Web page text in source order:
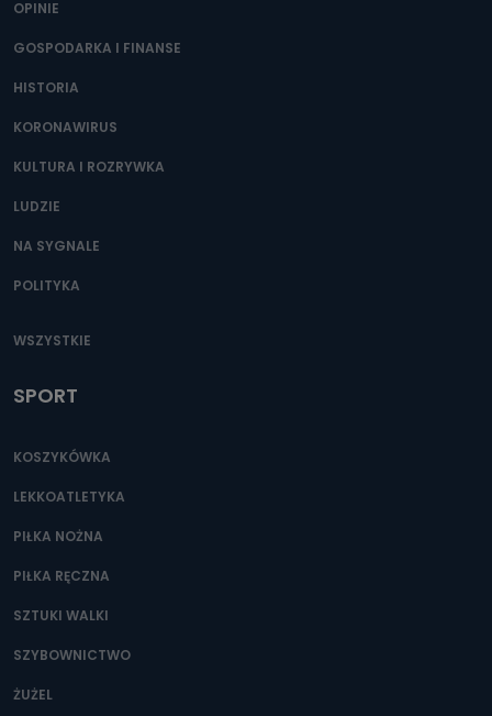
Przetwarzane kategorie Państwa danych osobowych to
zostały przekazane w Państwa imieniu) lub dane osobowe,
które zostały zebrane ze źródeł publicznie dostępnych, w
kontaktowy, adres korespondencyjny. Odbiorcą Pastwa
oraz partnerzy wspomagający administratora w jego
biznesowej działalności.
danych osobowych?
Można to zrobić pod numerem telefonu 62 735-51-05 lub
e-mailowo pod adresem: poczta@tvproart.pl
OPINIE
GOSPODARKA I FINANSE
HISTORIA
KORONAWIRUS
KULTURA I ROZRYWKA
LUDZIE
NA SYGNALE
POLITYKA
WSZYSTKIE
SPORT
KOSZYKÓWKA
LEKKOATLETYKA
PIŁKA NOŻNA
PIŁKA RĘCZNA
SZTUKI WALKI
SZYBOWNICTWO
ŻUŻEL